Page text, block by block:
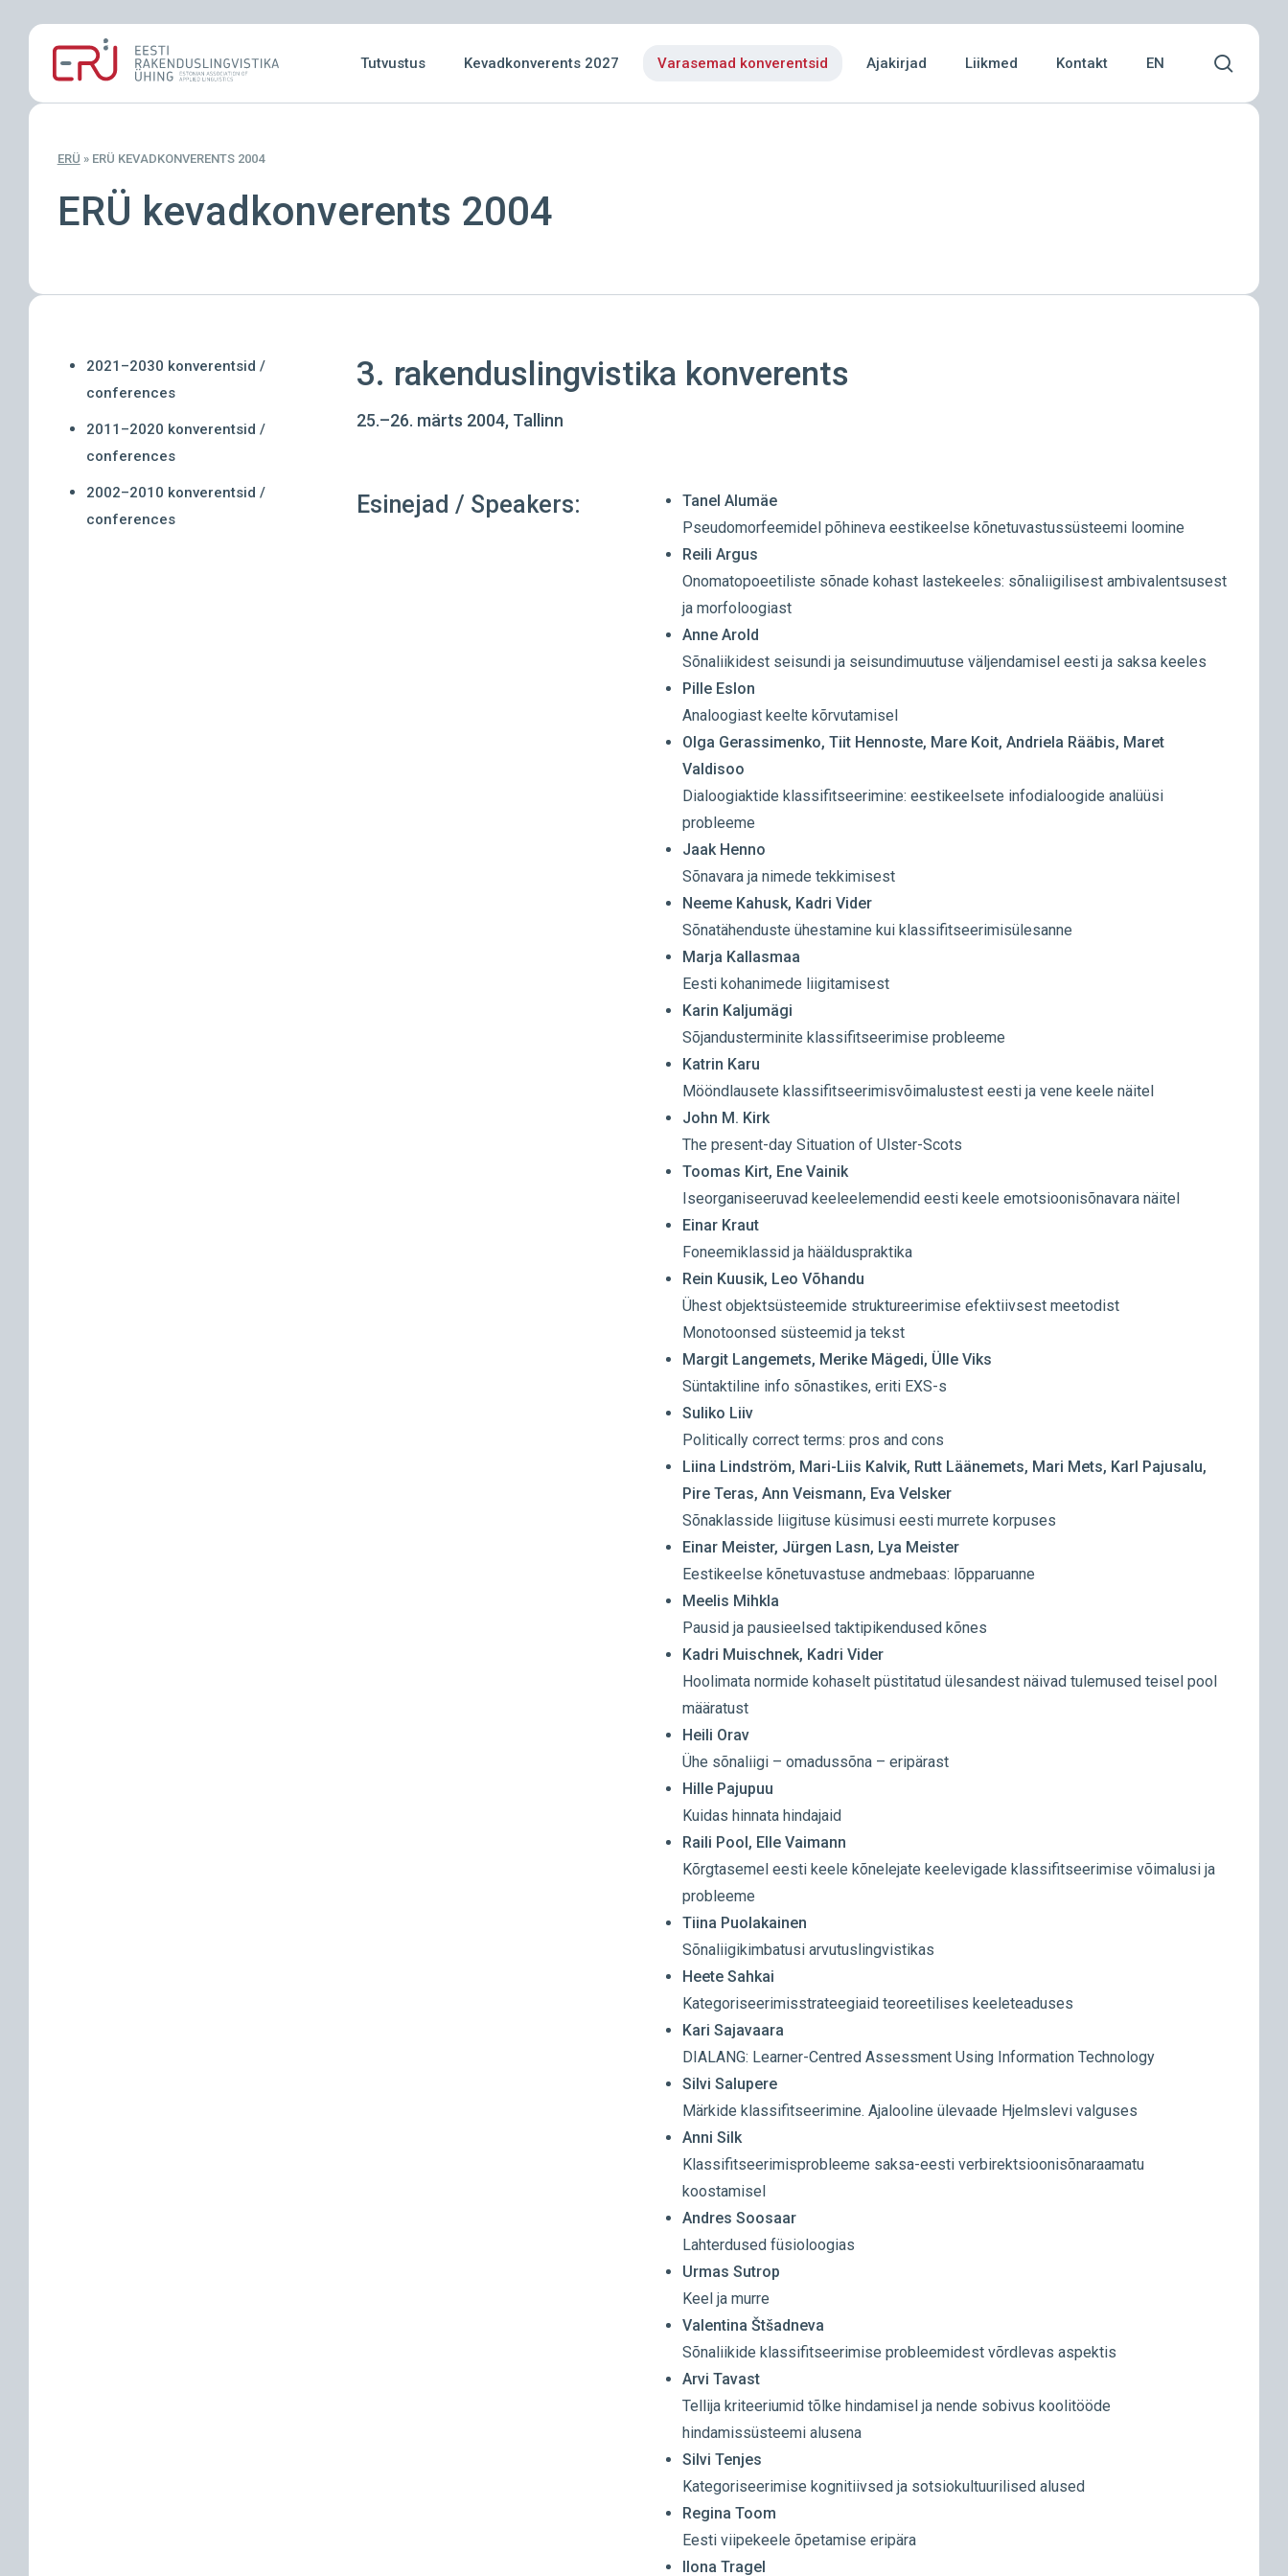
content
Tutvustus Kevadkonverents 2027 Varasemad konverentsid Ajakirjad Liikmed Kontakt EN
ERÜ » ERÜ KEVADKONVERENTS 2004
ERÜ kevadkonverents 2004
2021–2030 konverentsid /
conferences
2011–2020 konverentsid /
conferences
2002–2010 konverentsid /
conferences
3. rakenduslingvistika konverents
25.–26. märts 2004, Tallinn
Esinejad / Speakers:
Tanel Alumäe
Pseudomorfeemidel põhineva eestikeelse kõnetuvastussüsteemi loomine
Reili Argus
Onomatopoeetiliste sõnade kohast lastekeeles: sõnaliigilisest ambivalentsusest
ja morfoloogiast
Anne Arold
Sõnaliikidest seisundi ja seisundimuutuse väljendamisel eesti ja saksa keeles
Pille Eslon
Analoogiast keelte kõrvutamisel
Olga Gerassimenko, Tiit Hennoste, Mare Koit, Andriela Rääbis, Maret
Valdisoo
Dialoogiaktide klassifitseerimine: eestikeelsete infodialoogide analüüsi
probleeme
Jaak Henno
Sõnavara ja nimede tekkimisest
Neeme Kahusk, Kadri Vider
Sõnatähenduste ühestamine kui klassifitseerimisülesanne
Marja Kallasmaa
Eesti kohanimede liigitamisest
Karin Kaljumägi
Sõjandusterminite klassifitseerimise probleeme
Katrin Karu
Mööndlausete klassifitseerimisvõimalustest eesti ja vene keele näitel
John M. Kirk
The present-day Situation of Ulster-Scots
Toomas Kirt, Ene Vainik
Iseorganiseeruvad keeleelemendid eesti keele emotsioonisõnavara näitel
Einar Kraut
Foneemiklassid ja häälduspraktika
Rein Kuusik, Leo Võhandu
Ühest objektsüsteemide struktureerimise efektiivsest meetodist
Monotoonsed süsteemid ja tekst
Margit Langemets, Merike Mägedi, Ülle Viks
Süntaktiline info sõnastikes, eriti EXS-s
Suliko Liiv
Politically correct terms: pros and cons
Liina Lindström, Mari-Liis Kalvik, Rutt Läänemets, Mari Mets, Karl Pajusalu,
Pire Teras, Ann Veismann, Eva Velsker
Sõnaklasside liigituse küsimusi eesti murrete korpuses
Einar Meister, Jürgen Lasn, Lya Meister
Eestikeelse kõnetuvastuse andmebaas: lõpparuanne
Meelis Mihkla
Pausid ja pausieelsed taktipikendused kõnes
Kadri Muischnek, Kadri Vider
Hoolimata normide kohaselt püstitatud ülesandest näivad tulemused teisel pool
määratust
Heili Orav
Ühe sõnaliigi – omadussõna – eripärast
Hille Pajupuu
Kuidas hinnata hindajaid
Raili Pool, Elle Vaimann
Kõrgtasemel eesti keele kõnelejate keelevigade klassifitseerimise võimalusi ja
probleeme
Tiina Puolakainen
Sõnaliigikimbatusi arvutuslingvistikas
Heete Sahkai
Kategoriseerimisstrateegiaid teoreetilises keeleteaduses
Kari Sajavaara
DIALANG: Learner-Centred Assessment Using Information Technology
Silvi Salupere
Märkide klassifitseerimine. Ajalooline ülevaade Hjelmslevi valguses
Anni Silk
Klassifitseerimisprobleeme saksa-eesti verbirektsioonisõnaraamatu
koostamisel
Andres Soosaar
Lahterdused füsioloogias
Urmas Sutrop
Keel ja murre
Valentina Štšadneva
Sõnaliikide klassifitseerimise probleemidest võrdlevas aspektis
Arvi Tavast
Tellija kriteeriumid tõlke hindamisel ja nende sobivus koolitööde
hindamissüsteemi alusena
Silvi Tenjes
Kategoriseerimise kognitiivsed ja sotsiokultuurilised alused
Regina Toom
Eesti viipekeele õpetamise eripära
Ilona Tragel